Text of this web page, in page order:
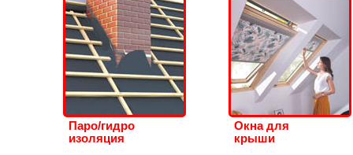
Паро/гидро
изоляция
Окна для
крыши